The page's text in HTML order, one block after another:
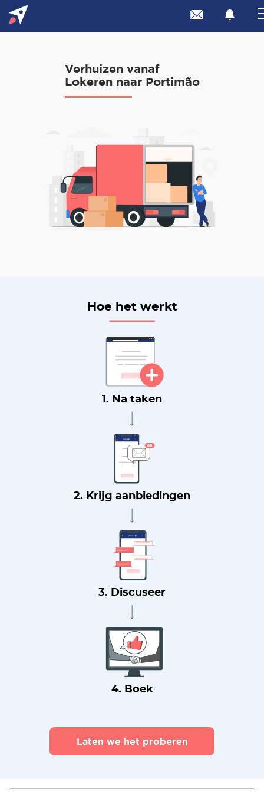
Verhuizen vanaf
Lokeren naar Portimão
Hoe het werkt
1. Na taken
2. Krijg aanbiedingen
3. Discuseer
4. Boek
Laten we het proberen